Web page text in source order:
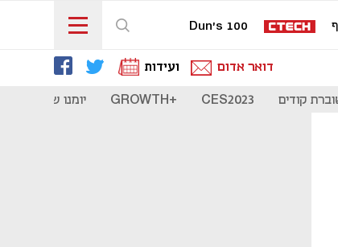
Dun's 100
דואר אדום ועידות
קודים CES2023
+GROWTH יומנו של